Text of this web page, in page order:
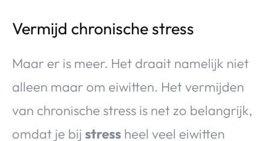
Vermijd chronische stress
Maar er is meer. Het draait namelijk niet
alleen maar om eiwitten. Het vermijden
van chronische stress is net zo belangrijk,
omdat je bij stress heel veel eiwitten